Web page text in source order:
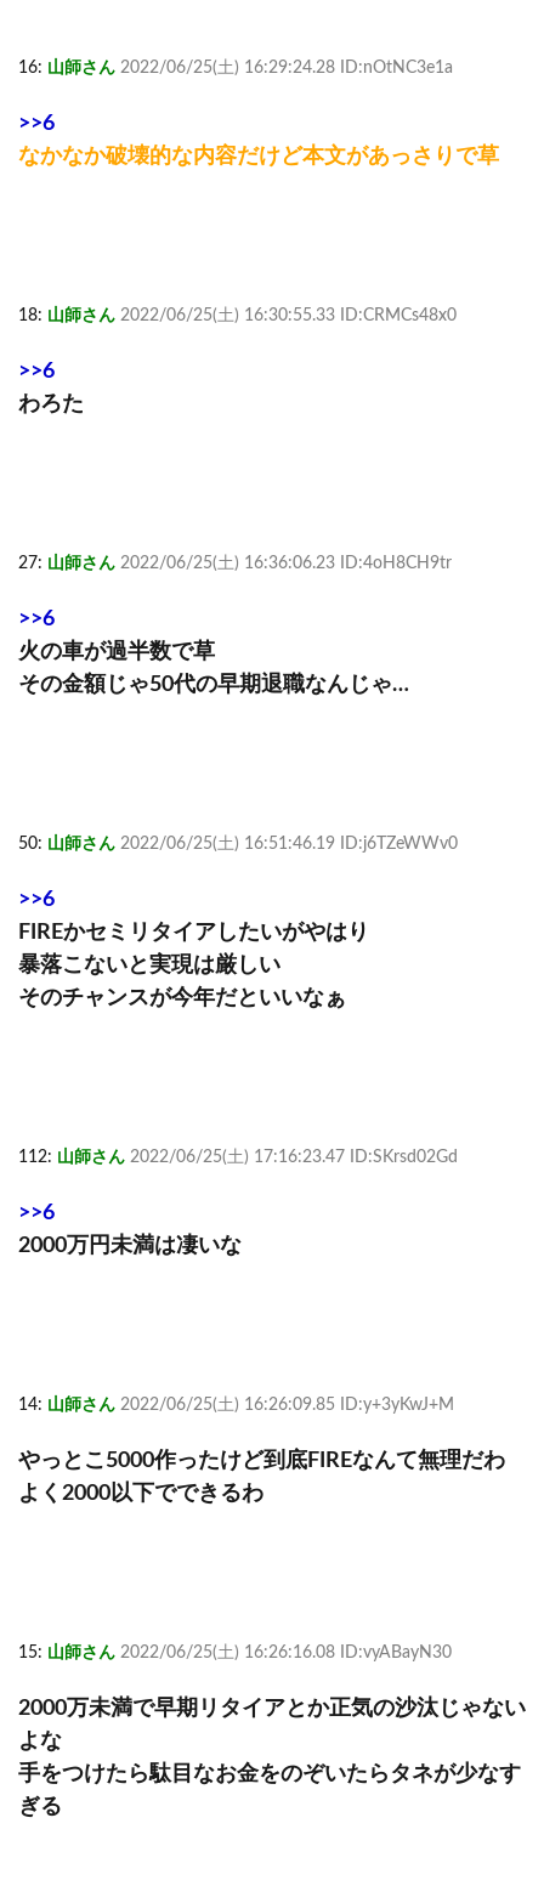
16: 山師さん 2022/06/25(土) 16:29:24.28 ID:nOtNC3e1a
>>6
なかなか破壊的な内容だけど本文があっさりで草
18: 山師さん 2022/06/25(土) 16:30:55.33 ID:CRMCs48x0
>>6
わろた
27: 山師さん 2022/06/25(土) 16:36:06.23 ID:4oH8CH9tr
>>6
火の車が過半数で草
その金額じゃ50代の早期退職なんじゃ…
50: 山師さん 2022/06/25(土) 16:51:46.19 ID:j6TZeWWv0
>>6
FIREかセミリタイアしたいがやはり
暴落こないと実現は厳しい
そのチャンスが今年だといいなぁ
112: 山師さん 2022/06/25(土) 17:16:23.47 ID:SKrsd02Gd
>>6
2000万円未満は凄いな
14: 山師さん 2022/06/25(土) 16:26:09.85 ID:y+3yKwJ+M
やっとこ5000作ったけど到底FIREなんて無理だわ
よく2000以下でできるわ
15: 山師さん 2022/06/25(土) 16:26:16.08 ID:vyABayN30
2000万未満で早期リタイアとか正気の沙汰じゃない
よな
手をつけたら駄目なお金をのぞいたらタネが少なす
ぎる